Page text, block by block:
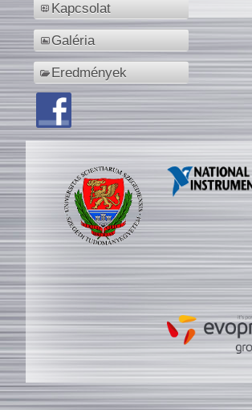
Kapcsolat
Galéria
Eredmények